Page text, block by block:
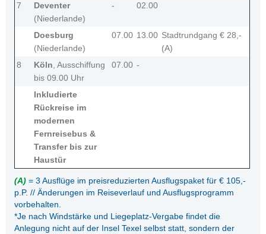
7
Deventer
(Niederlande)
- 02.00
Doesburg
(Niederlande)
07.00 13.00 Stadtrundgang € 28,-
(A)
8
Köln, Ausschiffung
bis 09.00 Uhr
07.00 -
Inkludierte
Rückreise im
modernen
Fernreisebus &
Transfer bis zur
Haustür
(A) = 3 Ausflüge im preisreduzierten Ausflugspaket für € 105,-
p.P. // Änderungen im Reiseverlauf und Ausflugsprogramm
vorbehalten.
*Je nach Windstärke und Liegeplatz-Vergabe findet die
Anlegung nicht auf der Insel Texel selbst statt, sondern der